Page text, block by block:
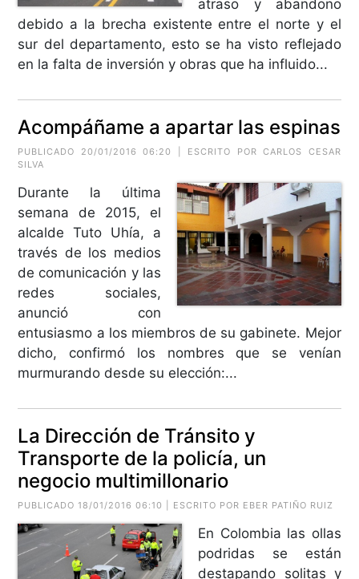
atraso y abandono
debido a la brecha existente entre el norte y el
sur del departamento, esto se ha visto reflejado
en la falta de inversión y obras que ha influido...
Acompáñame a apartar las espinas
PUBLICADO 20/01/2016 06:20 | ESCRITO PORCARLOS CESAR
SILVA
Durante la última
semana de 2015, el
alcalde Tuto Uhía, a
través de los medios
de comunicación y las
redes sociales,
anunció con
entusiasmo a los miembros de su gabinete. Mejor
dicho, confirmó los nombres que se venían
murmurando desde su elección:...
La Dirección de Tránsito y
Transporte de la policía, un
negocio multimillonario
PUBLICADO 18/01/2016 06:10 | ESCRITO POR EBER PATIÑO RUIZ
En Colombia las ollas
podridas se están
destapando solitas y